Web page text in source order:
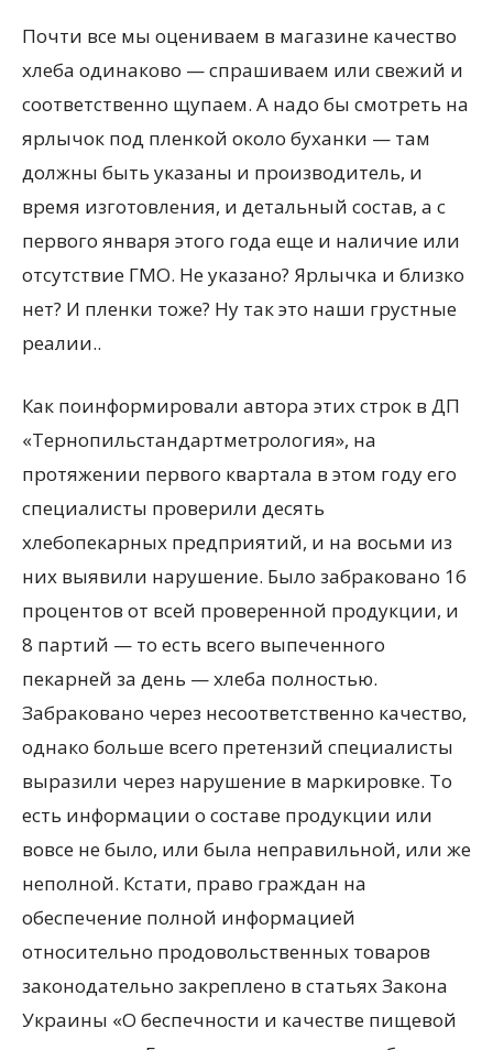
Почти все мы оцениваем в магазине качество
хлеба одинаково — спрашиваем или свежий и
соответственно щупаем. А надо бы смотреть на
ярлычок под пленкой около буханки — там
должны быть указаны и производитель, и
время изготовления, и детальный состав, а с
первого января этого года еще и наличие или
отсутствие ГМО. Не указано? Ярлычка и близко
нет? И пленки тоже? Ну так это наши грустные
реалии..
Как поинформировали автора этих строк в ДП
«Тернопильстандартметрология», на
протяжении первого квартала в этом году его
специалисты проверили десять
хлебопекарных предприятий, и на восьми из
них выявили нарушение. Было забраковано 16
процентов от всей проверенной продукции, и
8 партий — то есть всего выпеченного
пекарней за день — хлеба полностью.
Забраковано через несоответственно качество,
однако больше всего претензий специалисты
выразили через нарушение в маркировке. То
есть информации о составе продукции или
вовсе не было, или была неправильной, или же
неполной. Кстати, право граждан на
обеспечение полной информацией
относительно продовольственных товаров
законодательно закреплено в статьях Закона
Украины «О беспечности и качестве пищевой